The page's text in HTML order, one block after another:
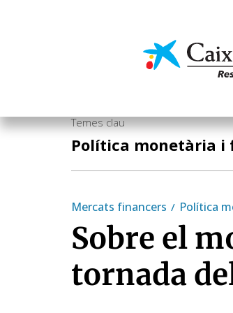
Temes clau
Política monetària i
Mercats financers Política
Sobre el
tornada